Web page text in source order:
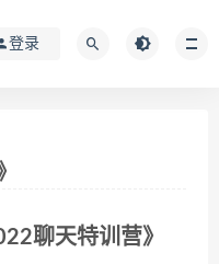
登录
聊天特训营》